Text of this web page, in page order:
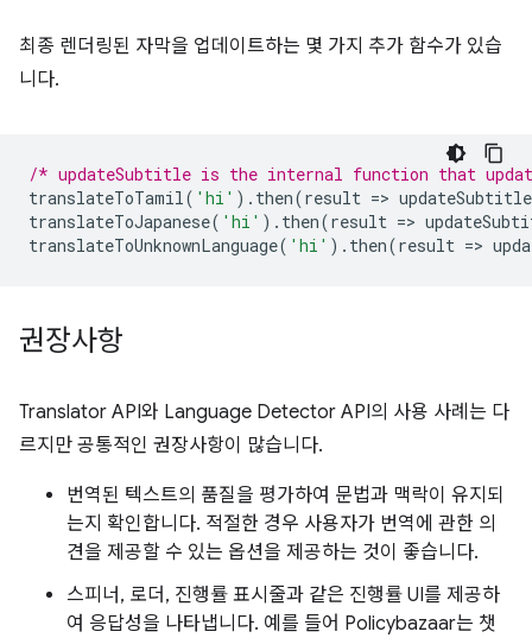
최종 렌더링된 자막을 업데이트하는 몇 가지 추가 함수가 있습
니다.
/* updateSubtitle is the internal function that
translateToTamil ( 'hi' ). then(result => updateSubtitle
translateToJapanese( 'hi' ). then(result =>
translateToUnknownLanguage( 'hi' ). then(result =>
권장사항
Translator API와 Language Detector API의 사용 사례는 다
르지만 공통적인 권장사항이 많습니다.
번역된 텍스트의 품질을 평가하여 문법과 맥락이 유지되
는지 확인합니다. 적절한 경우 사용자가 번역에 관한 의
견을 제공할 수 있는 옵션을 제공하는 것이 좋습니다.
스피너, 로더, 진행률 표시줄과 같은 진행률 UI를 제공하
여 응답성을 나타냅니다. 예를 들어 Policybazaar는 챗